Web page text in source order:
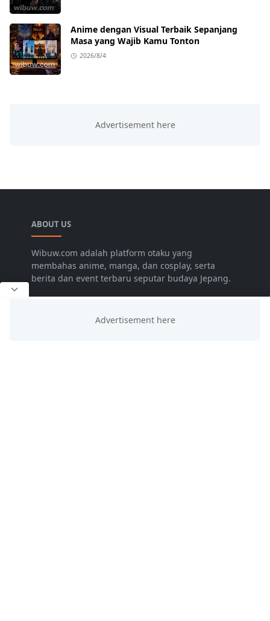
Anime dengan Visual Terbaik Sepanjang
Masa yang Wajib Kamu Tonton
2026/8/4
ABOUT US
Wibuw.com adalah platform otaku yang
membahas anime, manga, dan cosplay, serta
berita dan event terbaru seputar budaya Jepang.